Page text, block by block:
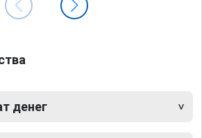
денег